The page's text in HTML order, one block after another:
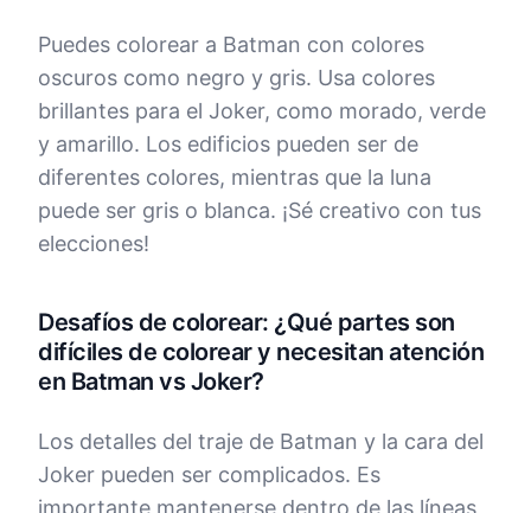
Puedes colorear a Batman con colores
oscuros como negro y gris. Usa colores
brillantes para el Joker, como morado, verde
y amarillo. Los edificios pueden ser de
diferentes colores, mientras que la luna
puede ser gris o blanca. ¡Sé creativo con tus
elecciones!
Desafíos de colorear: ¿Qué partes son
difíciles de colorear y necesitan atención
en Batman vs Joker?
Los detalles del traje de Batman y la cara del
Joker pueden ser complicados. Es
importante mantenerse dentro de las líneas